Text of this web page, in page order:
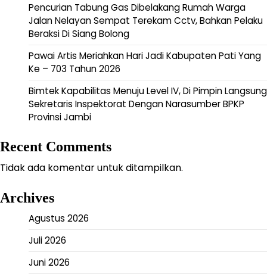
Pencurian Tabung Gas Dibelakang Rumah Warga
Jalan Nelayan Sempat Terekam Cctv, Bahkan Pelaku
Beraksi Di Siang Bolong
Pawai Artis Meriahkan Hari Jadi Kabupaten Pati Yang
Ke – 703 Tahun 2026
Bimtek Kapabilitas Menuju Level IV, Di Pimpin Langsung
Sekretaris Inspektorat Dengan Narasumber BPKP
Provinsi Jambi
Recent Comments
Tidak ada komentar untuk ditampilkan.
Archives
Agustus 2026
Juli 2026
Juni 2026